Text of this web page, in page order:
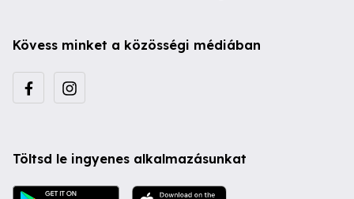
Kövess minket a közösségi médiában
Töltsd le ingyenes alkalmazásunkat